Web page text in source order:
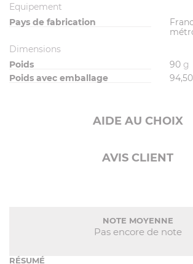
Equipement
Pays de fabrication
Dimensions
Poids
90 g
Poids avec emballage
94,50
AIDE AU CHOIX
AVIS CLIENT
NOTE MOYENNE
Pas encore de note
RÉSUMÉ